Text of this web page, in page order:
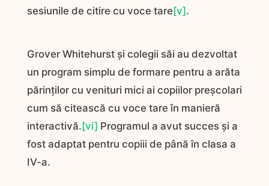
sesiunile de citire cu voce tare[v].
Grover Whitehurst și colegii săi au dezvoltat
un program simplu de formare pentru a arăta
părinților cu venituri mici ai copiilor preșcolari
cum să citească cu voce tare în manieră
interactivă.[vi] Programul a avut succes și a
fost adaptat pentru copiii de până în clasa a
IV-a.